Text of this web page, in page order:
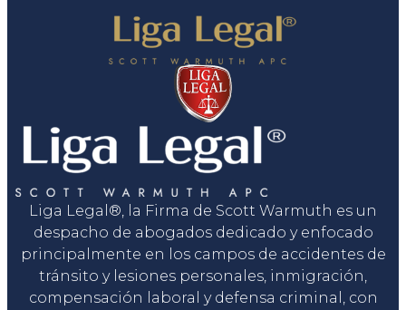
Liga Legal®, la Firma de Scott Warmuth es un
despacho de abogados dedicado y enfocado
principalmente en los campos de accidentes de
tránsito y lesiones personales, inmigración,
compensación laboral y defensa criminal, con